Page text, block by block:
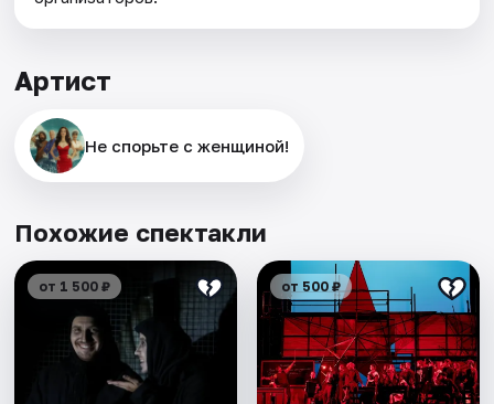
Артист
Не спорьте с женщиной!
Похожие спектакли
от 1 500 ₽ от 500 ₽